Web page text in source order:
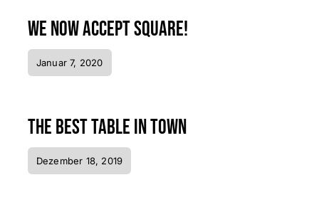
We now accept Square!
Januar 7, 2020
The best table in town
Dezember 18, 2019